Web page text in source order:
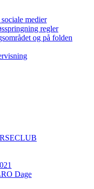
medier
regler
og på folden
Dage